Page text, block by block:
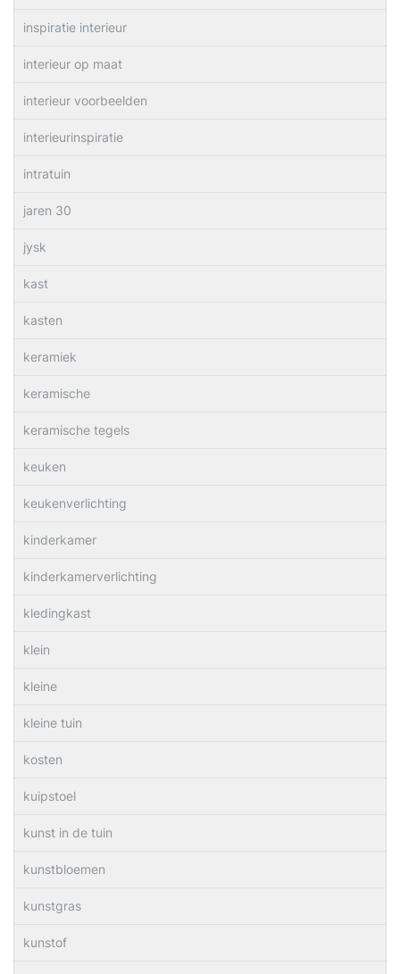
inspiratie interieur
interieur op maat
interieur voorbeelden
interieurinspiratie
intratuin
jaren 30
jysk
kast
kasten
keramiek
keramische
keramische tegels
keuken
keukenverlichting
kinderkamer
kinderkamerverlichting
kledingkast
klein
kleine
kleine tuin
kosten
kuipstoel
kunst in de tuin
kunstbloemen
kunstgras
kunstof